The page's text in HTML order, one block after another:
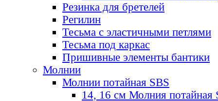
Резинка для бретелей
Регилин
Тесьма с эластичными петлями
Тесьма под каркас
Пришивные элементы бантики
Молнии
Молнии потайная SBS
14, 16 см Молния потайная